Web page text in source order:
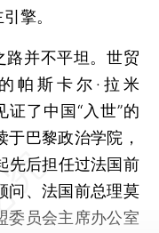
擎。
并不平坦。世贸
帕斯卡尔·拉米
证了中国“入世”的
巴黎政治学院，
先后担任过法国前
问、法国前总理莫
委员会主席办公室